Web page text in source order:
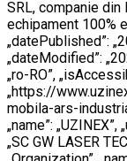
SRL, companie
echipament 100%
„datePublished”:
„dateModified”:
„ro-RO”,
„https://
mobila-ars-
„name”:
„SC GW LASER